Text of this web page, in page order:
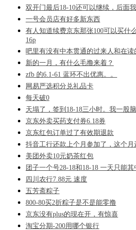
双开门最后18-10还可以继续，后面
一号会员店有好多新东西
有人知道续费京东那张100可以买什
16p
吧里有没有中本贯通的过来人和在读
新的一月，有什么毛撸来着？
zfb 的6.1-61 蓝环不出优惠。。
网易严选积分兑礼品卡
每天破0
天塌了，签到18-18三小时。我一股
京东外卖买药支付券6.18券
京东红包订单过了有效期退款
抖音工行还款上个月参加了，这个月
美团外卖10元奶茶红包
团子一个号28-18和18-18 一天只能
四川农行7.88元 速度
五芳斋粽子
800-80买2折粽子是不是能零撸
京东没有plus的现在开，有惊喜
淘宝分期-200用哪个银行